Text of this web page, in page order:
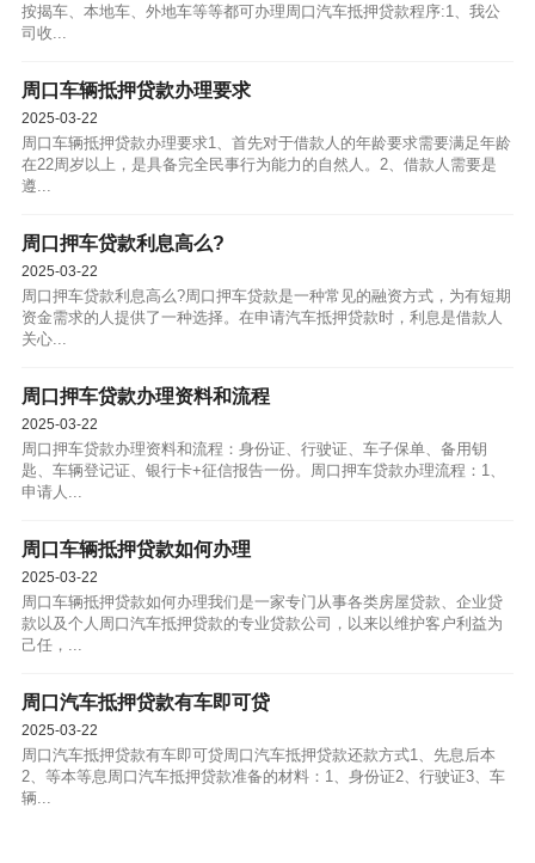
按揭车、本地车、外地车等等都可办理周口汽车抵押贷款程序:1、我公
司收...
周口车辆抵押贷款办理要求
2025-03-22
周口车辆抵押贷款办理要求1、首先对于借款人的年龄要求需要满足年龄
在22周岁以上，是具备完全民事行为能力的自然人。2、借款人需要是
遵...
周口押车贷款利息高么?
2025-03-22
周口押车贷款利息高么?周口押车贷款是一种常见的融资方式，为有短期
资金需求的人提供了一种选择。在申请汽车抵押贷款时，利息是借款人
关心...
周口押车贷款办理资料和流程
2025-03-22
周口押车贷款办理资料和流程：身份证、行驶证、车子保单、备用钥
匙、车辆登记证、银行卡+征信报告一份。周口押车贷款办理流程：1、
申请人...
周口车辆抵押贷款如何办理
2025-03-22
周口车辆抵押贷款如何办理我们是一家专门从事各类房屋贷款、企业贷
款以及个人周口汽车抵押贷款的专业贷款公司，以来以维护客户利益为
己任，...
周口汽车抵押贷款有车即可贷
2025-03-22
周口汽车抵押贷款有车即可贷周口汽车抵押贷款还款方式1、先息后本
2、等本等息周口汽车抵押贷款准备的材料：1、身份证2、行驶证3、车
辆...